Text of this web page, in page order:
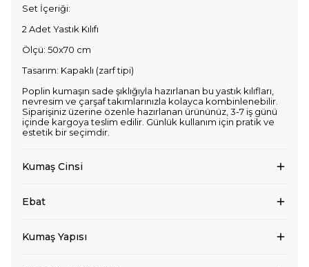
Set İçeriği:
2 Adet Yastık Kılıfı
Ölçü: 50x70 cm
Tasarım: Kapaklı (zarf tipi)
Poplin kumaşın sade şıklığıyla hazırlanan bu yastık kılıfları,
nevresim ve çarşaf takımlarınızla kolayca kombinlenebilir.
Siparişiniz üzerine özenle hazırlanan ürününüz, 3-7 iş günü
içinde kargoya teslim edilir. Günlük kullanım için pratik ve
estetik bir seçimdir.
Kumaş Cinsi
Ebat
Kumaş Yapısı